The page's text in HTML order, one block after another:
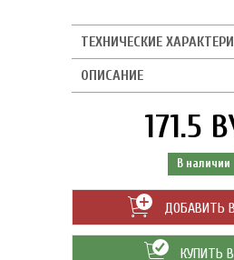
ТЕХНИЧЕСКИЕ
ОПИСАНИЕ
171.5
В наличии
ДОБАВИТЬ
КУПИТЬ